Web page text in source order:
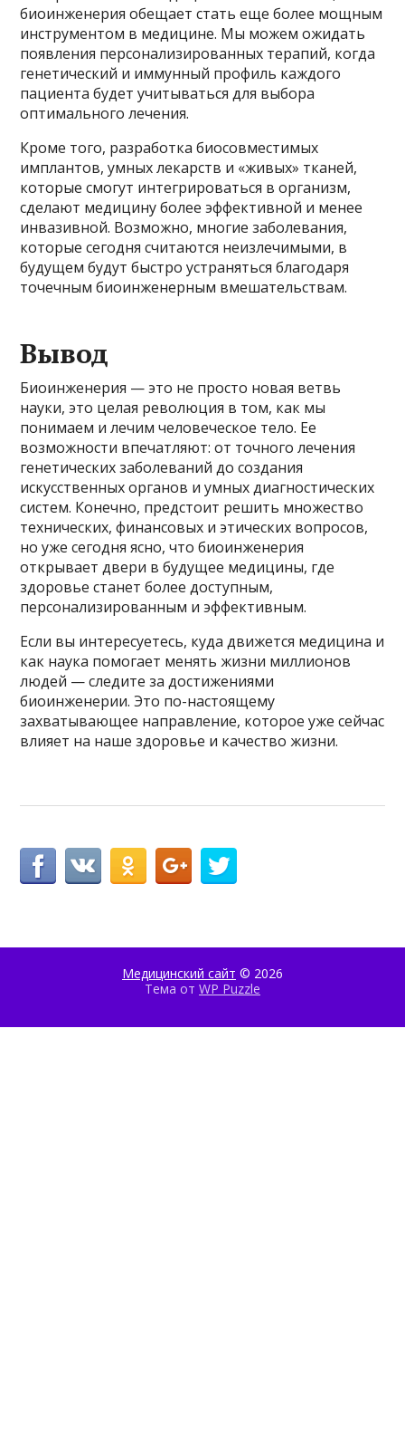
биоинженерия обещает стать еще более мощным
инструментом в медицине. Мы можем ожидать
появления персонализированных терапий, когда
генетический и иммунный профиль каждого
пациента будет учитываться для выбора
оптимального лечения.
Кроме того, разработка биосовместимых
имплантов, умных лекарств и «живых» тканей,
которые смогут интегрироваться в организм,
сделают медицину более эффективной и менее
инвазивной. Возможно, многие заболевания,
которые сегодня считаются неизлечимыми, в
будущем будут быстро устраняться благодаря
точечным биоинженерным вмешательствам.
Вывод
Биоинженерия — это не просто новая ветвь
науки, это целая революция в том, как мы
понимаем и лечим человеческое тело. Ее
возможности впечатляют: от точного лечения
генетических заболеваний до создания
искусственных органов и умных диагностических
систем. Конечно, предстоит решить множество
технических, финансовых и этических вопросов,
но уже сегодня ясно, что биоинженерия
открывает двери в будущее медицины, где
здоровье станет более доступным,
персонализированным и эффективным.
Если вы интересуетесь, куда движется медицина и
как наука помогает менять жизни миллионов
людей — следите за достижениями
биоинженерии. Это по-настоящему
захватывающее направление, которое уже сейчас
влияет на наше здоровье и качество жизни.
Медицинский сайт © 2026
Тема от WP Puzzle